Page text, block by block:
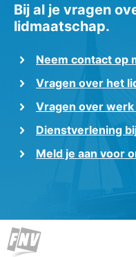
Bij al je vragen
lidmaatschap.
Neem contact op
Vragen over het
Vragen over
Dienstverlening
Meld je aan voor